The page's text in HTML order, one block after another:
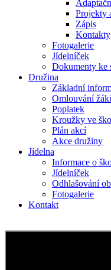
Projekty
Zápis
Kontakty
Fotogalerie
Jídelníček
Dokumenty ke
Družina
Základní
Omlouvání
Poplatek
Kroužky ve
Plán akcí
Akce družiny
Jídelna
Informace o
Jídelníček
Odhlašování
Fotogalerie
Kontakt